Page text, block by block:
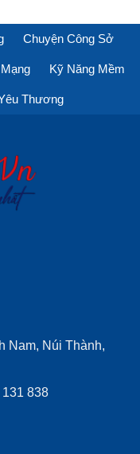
Chuyện Công Sở
Kỹ Năng Mềm
Thương
Nam, Núi Thành,
838